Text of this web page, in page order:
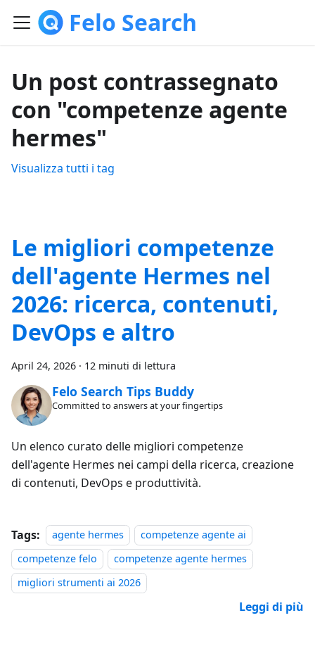
Felo Search
Un post contrassegnato
con "competenze agente
hermes"
Visualizza tutti i tag
Le migliori competenze
dell'agente Hermes nel
2026: ricerca, contenuti,
DevOps e altro
April 24, 2026 · 12 minuti di lettura
Felo Search Tips Buddy
Committed to answers at your fingertips
Un elenco curato delle migliori competenze
dell'agente Hermes nei campi della ricerca, creazione
di contenuti, DevOps e produttività.
Tags: agente hermes
competenze agente ai
competenze felo
competenze agente hermes
migliori strumenti ai 2026
Leggi di più